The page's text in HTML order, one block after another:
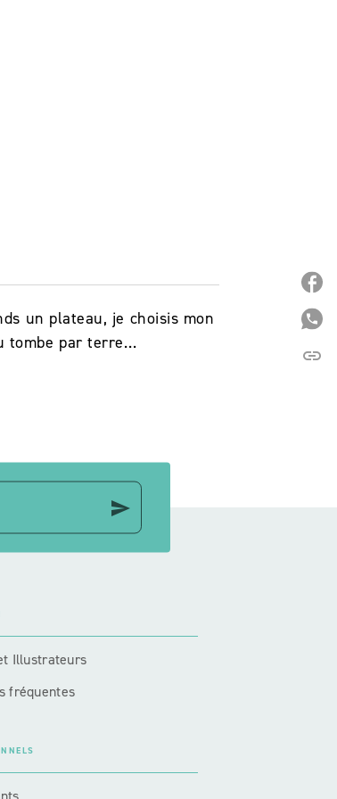
un plateau, je choisis mon
tombe par terre…
link
send
Illustrateurs
fréquentes